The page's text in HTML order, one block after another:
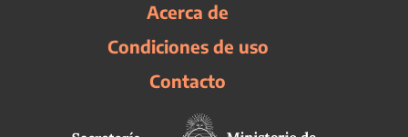
Acerca de
Condiciones de uso
Contacto